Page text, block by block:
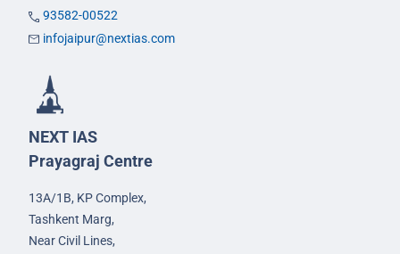
93582-00522
infojaipur@nextias.com
NEXT IAS
Prayagraj Centre
13A/1B, KP Complex,
Tashkent Marg,
Near Civil Lines,